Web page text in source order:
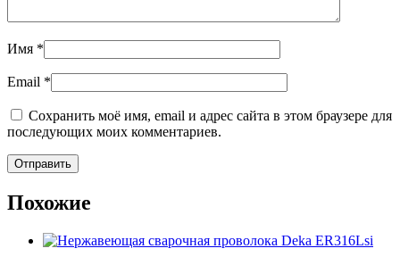
Имя *
Email *
Сохранить моё имя, email и адрес сайта в этом браузере для
последующих моих комментариев.
Похожие